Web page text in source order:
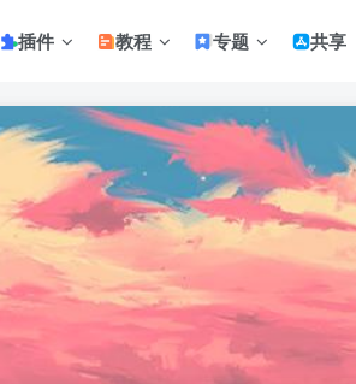
插件 教程 专题 共享